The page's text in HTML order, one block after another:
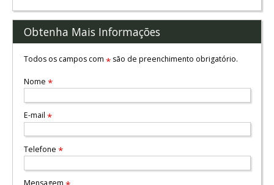
Obtenha Mais Informações
Todos os campos com *são de preenchimento obrigatório.
Nome *
E-mail *
Telefone *